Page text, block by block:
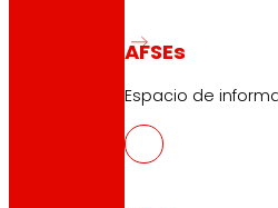
AFSEs
Espacio de
A continuación,
Resumen AG 2026
Convocatoria
Propuesta de